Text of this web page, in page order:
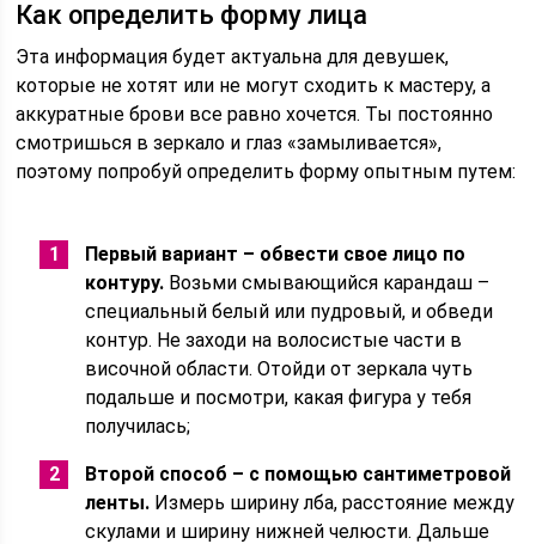
Как определить форму лица
Эта информация будет актуальна для девушек,
которые не хотят или не могут сходить к мастеру, а
аккуратные брови все равно хочется. Ты постоянно
смотришься в зеркало и глаз «замыливается»,
поэтому попробуй определить форму опытным путем:
Первый вариант – обвести свое лицо по
контуру. Возьми смывающийся карандаш –
специальный белый или пудровый, и обведи
контур. Не заходи на волосистые части в
височной области. Отойди от зеркала чуть
подальше и посмотри, какая фигура у тебя
получилась;
Второй способ – с помощью сантиметровой
ленты. Измерь ширину лба, расстояние между
скулами и ширину нижней челюсти. Дальше